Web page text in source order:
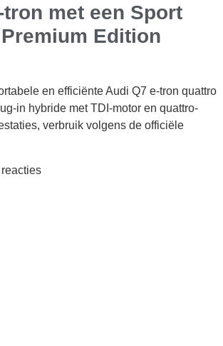
met een Sport
Edition
en efficiënte Audi Q7 e-tron quattro
in hybride met TDI-motor en quattro-
verbruik volgens de officiële